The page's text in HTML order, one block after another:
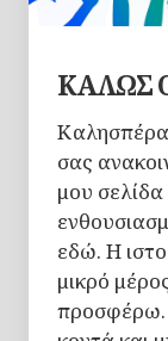
ΚΑΛΩΣ
σας
μου σελίδα
εδώ. Η
μικρό
προσφέρω.